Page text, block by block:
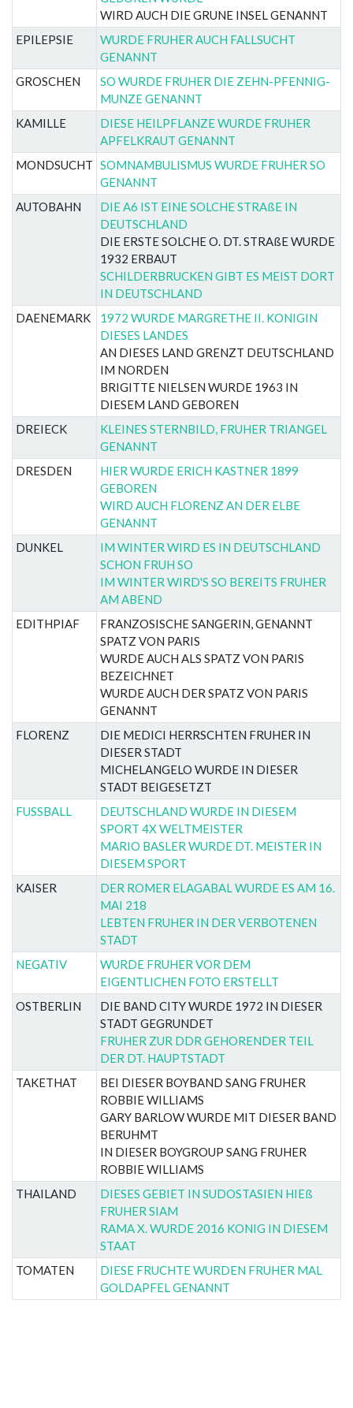
WIRD AUCH DIE GRUNE INSEL GENANNT
EPILEPSIE
WURDE FRUHER AUCH FALLSUCHT
GENANNT
GROSCHEN
SO WURDE FRUHER DIE ZEHN-PFENNIG-
MUNZE GENANNT
KAMILLE
DIESE HEILPFLANZE WURDE FRUHER
APFELKRAUT GENANNT
MONDSUCHT SOMNAMBULISMUS WURDE FRUHER SO
GENANNT
AUTOBAHN
DIE A6 IST EINE SOLCHE STRAßE IN
DEUTSCHLAND
DIE ERSTE SOLCHE O. DT. STRAßE WURDE
1932 ERBAUT
SCHILDERBRUCKEN GIBT ES MEIST DORT
IN DEUTSCHLAND
DAENEMARK
1972 WURDE MARGRETHE II. KONIGIN
DIESES LANDES
AN DIESES LAND GRENZT DEUTSCHLAND
IM NORDEN
BRIGITTE NIELSEN WURDE 1963 IN
DIESEM LAND GEBOREN
DREIECK
KLEINES STERNBILD, FRUHER TRIANGEL
GENANNT
DRESDEN
HIER WURDE ERICH KASTNER 1899
GEBOREN
WIRD AUCH FLORENZ AN DER ELBE
GENANNT
DUNKEL
IM WINTER WIRD ES IN DEUTSCHLAND
SCHON FRUH SO
IM WINTER WIRD'S SO BEREITS FRUHER
AM ABEND
EDITHPIAF
FRANZOSISCHE SANGERIN, GENANNT
SPATZ VON PARIS
WURDE AUCH ALS SPATZ VON PARIS
BEZEICHNET
WURDE AUCH DER SPATZ VON PARIS
GENANNT
FLORENZ
DIE MEDICI HERRSCHTEN FRUHER IN
DIESER STADT
MICHELANGELO WURDE IN DIESER
STADT BEIGESETZT
FUSSBALL
DEUTSCHLAND WURDE IN DIESEM
SPORT 4X WELTMEISTER
MARIO BASLER WURDE DT. MEISTER IN
DIESEM SPORT
KAISER
DER ROMER ELAGABAL WURDE ES AM 16.
MAI 218
LEBTEN FRUHER IN DER VERBOTENEN
STADT
NEGATIV
WURDE FRUHER VOR DEM
EIGENTLICHEN FOTO ERSTELLT
OSTBERLIN
DIE BAND CITY WURDE 1972 IN DIESER
STADT GEGRUNDET
FRUHER ZUR DDR GEHORENDER TEIL
DER DT. HAUPTSTADT
TAKETHAT
BEI DIESER BOYBAND SANG FRUHER
ROBBIE WILLIAMS
GARY BARLOW WURDE MIT DIESER BAND
BERUHMT
IN DIESER BOYGROUP SANG FRUHER
ROBBIE WILLIAMS
THAILAND
DIESES GEBIET IN SUDOSTASIEN HIEß
FRUHER SIAM
RAMA X. WURDE 2016 KONIG IN DIESEM
STAAT
TOMATEN
DIESE FRUCHTE WURDEN FRUHER MAL
GOLDAPFEL GENANNT